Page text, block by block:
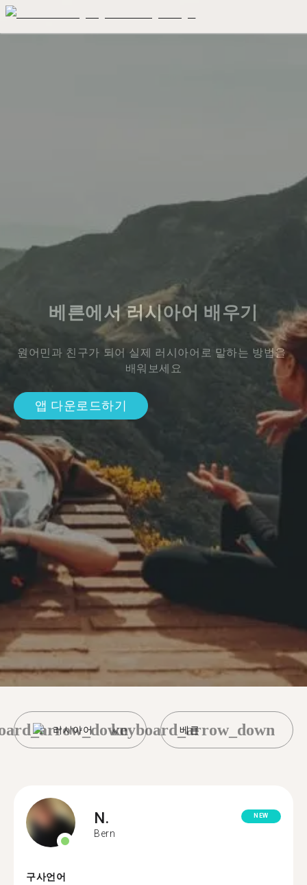
베른에서 러시아어 배우기
원어민과 친구가 되어 실제 러시아어로 말하는 방법을
배워보세요
앱 다운로드하기
러시아어 베른
keyboard_arrow_down
N.
Bern
NEW
구사언어